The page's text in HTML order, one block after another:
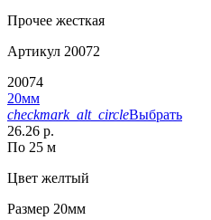
Прочее жесткая
Артикул 20072
20074
20мм
checkmark_alt_circleВыбрать
26.26 р.
По 25 м
Цвет желтый
Размер 20мм